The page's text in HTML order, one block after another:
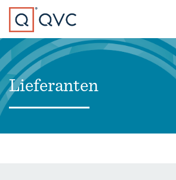
Lieferanten